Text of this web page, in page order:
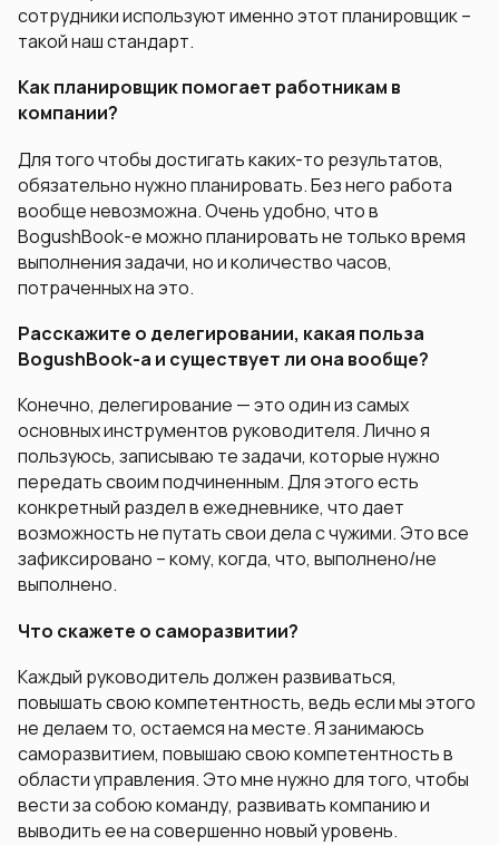
сотрудники используют именно этот планировщик –
такой наш стандарт.
Как планировщик помогает работникам в
компании?
Для того чтобы достигать каких-то результатов,
обязательно нужно планировать. Без него работа
вообще невозможна. Очень удобно, что в
BogushBook-е можно планировать не только время
выполнения задачи, но и количество часов,
потраченных на это.
Расскажите о делегировании, какая польза
BogushBook-а и существует ли она вообще?
Конечно, делегирование — это один из самых
основных инструментов руководителя. Лично я
пользуюсь, записываю те задачи, которые нужно
передать своим подчиненным. Для этого есть
конкретный раздел в ежедневнике, что дает
возможность не путать свои дела с чужими. Это все
зафиксировано – кому, когда, что, выполнено/не
выполнено.
Что скажете о саморазвитии?
Каждый руководитель должен развиваться,
повышать свою компетентность, ведь если мы этого
не делаем то, остаемся на месте. Я занимаюсь
саморазвитием, повышаю свою компетентность в
области управления. Это мне нужно для того, чтобы
вести за собою команду, развивать компанию и
выводить ее на совершенно новый уровень.